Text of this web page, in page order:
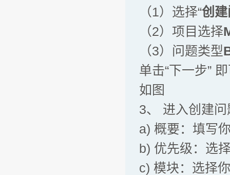
（1）选择“创
（2）项目选择
（3）问题类型
单击“下一步”
如图
3、 进入创建
a) 概要：填写
b) 优先级：选
c) 模块：选择